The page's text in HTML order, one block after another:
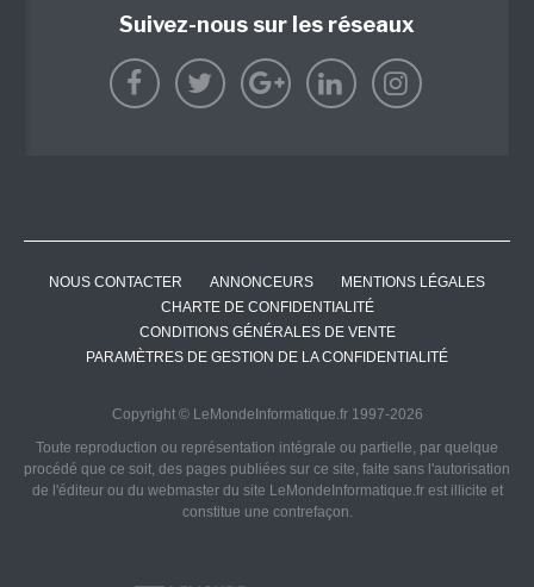
Suivez-nous sur les réseaux
NOUS CONTACTER ANNONCEURS
MENTIONS LÉGALES
CHARTE DE CONFIDENTIALITÉ
CONDITIONS GÉNÉRALES DE VENTE
PARAMÈTRES DE GESTION DE LA CONFIDENTIALITÉ
Copyright © LeMondeInformatique.fr 1997-2026
Toute reproduction ou représentation intégrale ou partielle, par quelque
procédé que ce soit, des pages publiées sur ce site, faite sans l'autorisation
de l'éditeur ou du webmaster du site LeMondeInformatique.fr est illicite et
constitue une contrefaçon.